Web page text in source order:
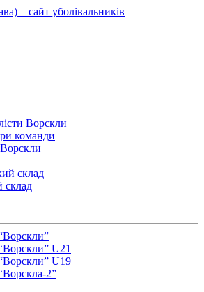
Ворскли
команди
склад
склад
U21
U19
2”